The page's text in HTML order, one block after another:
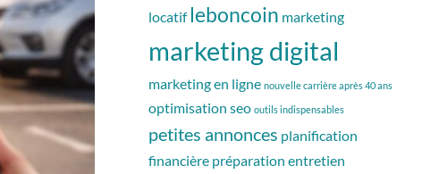
locatif leboncoin marketing
marketing digital
marketing en ligne nouvelle carrière après 40 ans
optimisation seo outils indispensables
petites annonces planification
financière préparation entretien